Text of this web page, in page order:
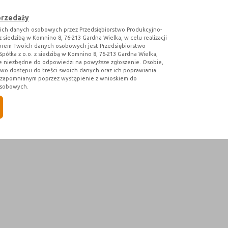
danych osobowych przez Przedsiębiorstwo Produkcyjno-
siedzibą w Komnino 8, 76-213 Gardna Wielka, w celu realizacji
Twoich danych osobowych jest Przedsiębiorstwo
z o.o. z siedzibą w Komnino 8, 76-213 Gardna Wielka,
do odpowiedzi na powyższe zgłoszenie. Osobie,
dostępu do treści swoich danych oraz ich poprawiania.
poprzez wystąpienie z wnioskiem do